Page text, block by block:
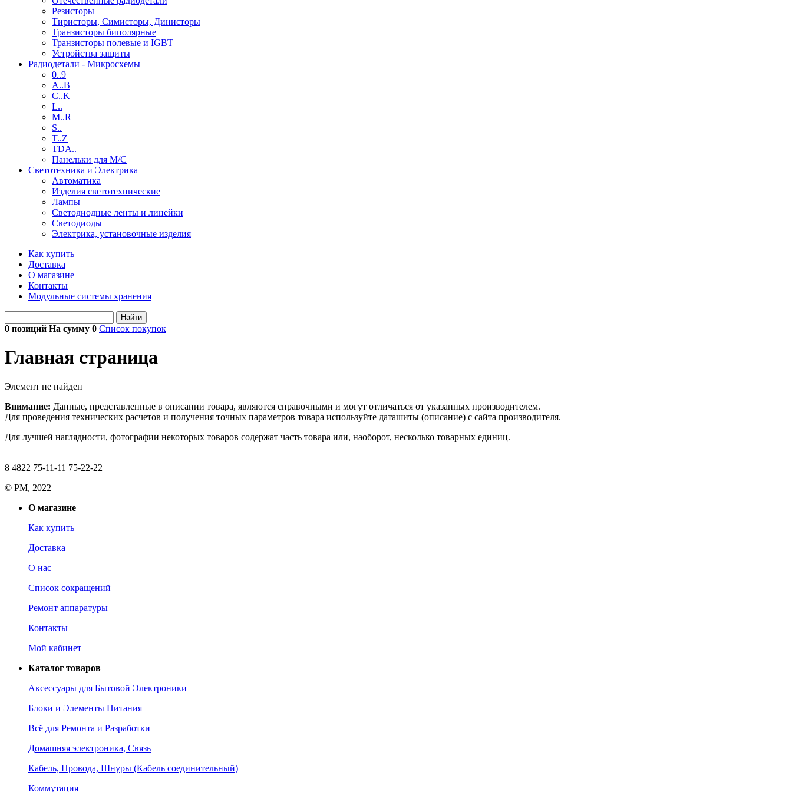
Резисторы
Тиристоры, Симисторы, Динисторы
Транзисторы биполярные
Транзисторы полевые и IGBT
Устройства защиты
Радиодетали - Микросхемы
0..9
A..B
C..K
L..
M..R
S..
T..Z
TDA..
Панельки для М/С
Светотехника и Электрика
Автоматика
Изделия светотехнические
Лампы
Светодиодные ленты и линейки
Светодиоды
Электрика, установочные изделия
Как купить
Доставка
О магазине
Контакты
Модульные системы хранения
Найти
0 позиций На сумму 0 Список покупок
Главная страница
Элемент не найден
Внимание: Данные, представленные в описании товара, являются справочными и могут отличаться от указанных производителем.
Для проведения технических расчетов и получения точных параметров товара используйте даташиты (описание) с сайта производителя.
Для лучшей наглядности, фотографии некоторых товаров содержат часть товара или, наоборот, несколько товарных единиц.
8 4822 75-11-11 75-22-22
© РМ, 2022
О магазине
Как купить
Доставка
О нас
Список сокращений
Ремонт аппаратуры
Контакты
Мой кабинет
Каталог товаров
Аксессуары для Бытовой Электроники
Блоки и Элементы Питания
Всё для Ремонта и Разработки
Домашняя электроника, Связь
Кабель, Провода, Шнуры (Кабель соединительный)
Коммутация